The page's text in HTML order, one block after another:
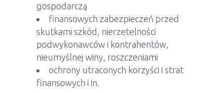
gospodarczą
finansowych zabezpieczeń przed
skutkami szkód, nierzetelności
podwykonawców i kontrahentów,
nieumyślnej winy, roszczeniami
ochrony utraconych korzyści i strat
finansowych i in.